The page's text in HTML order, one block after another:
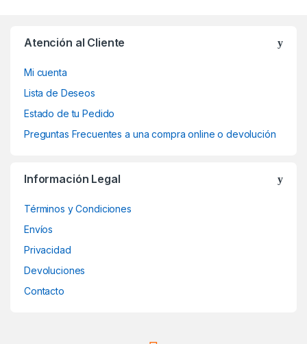
Atención al Cliente
Mi cuenta
Lista de Deseos
Estado de tu Pedido
Preguntas Frecuentes a una compra online o devolución
Información Legal
Términos y Condiciones
Envíos
Privacidad
Devoluciones
Contacto